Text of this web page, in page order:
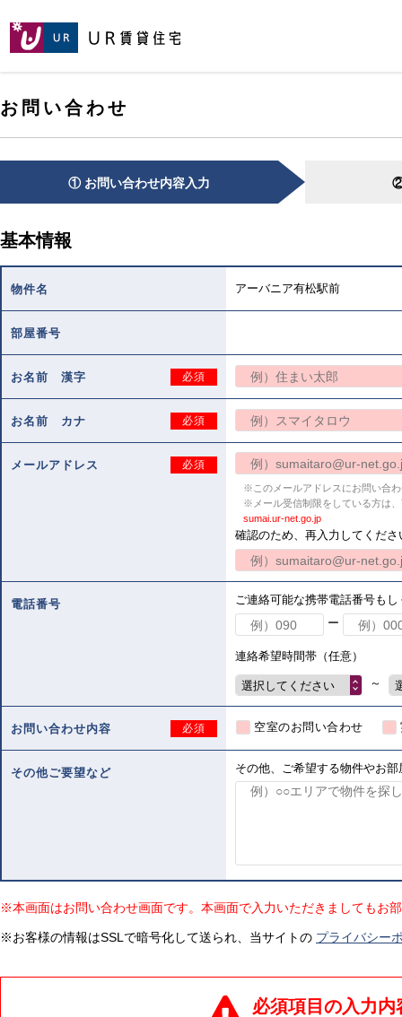
[こ
ヘ
ッ
ダ
お問い合わせ
[こ
か
文
す。]
か
イ
コ
ツ
す。]
① お問い合わせ内容入力 ②
基本情報
物件名 アーバニア有松駅前
部屋番号
お名前 漢字 必須
お名前 カナ 必須
メールアドレス 必須
※このメールアドレスにお問い合
※メール受信制限をしている方は
sumai.ur-net.go.jp
確認のため、再入力してくださ
電話番号
ご連絡可能な携帯電話番号も
ー
連絡希望時間帯（任意）
選択してください ～
お問い合わせ内容 必須 空室のお問い合わせ
その他ご要望など その他、ご希望する物件やお
※本画面はお問い合わせ画面です。本画面で入力いただきましてもお
※お客様の情報はSSLで暗号化して送られ、当サイトの プライバシー
必須項目の入力
ペ
先
頭
へ